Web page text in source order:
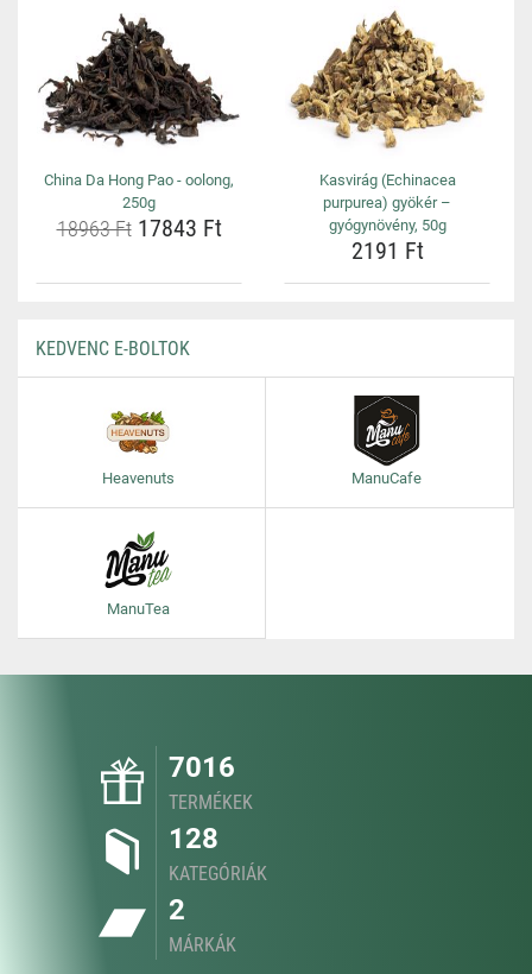
China Da Hong Pao - oolong,
250g
18963 Ft17843 Ft
Kasvirág (Echinacea
purpurea) gyökér –
gyógynövény, 50g
2191 Ft
KEDVENC E-BOLTOK
Heavenuts ManuCafe
ManuTea
7016
TERMÉKEK
128
KATEGÓRIÁK
2
MÁRKÁK